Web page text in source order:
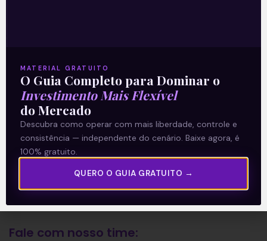
Política de Privacidade
Explore
Artigos
E Eu Com Isso?
Vídeos no Youtube
Manuais de Investimento
Fale com nosso time:
MATERIAL GRATUITO
O Guia Completo para Dominar o
Investimento Mais Flexível
do Mercado
Descubra como operar com mais liberdade, controle e
consistência — independente do cenário. Baixe agora, é
100% gratuito.
QUERO O GUIA GRATUITO →